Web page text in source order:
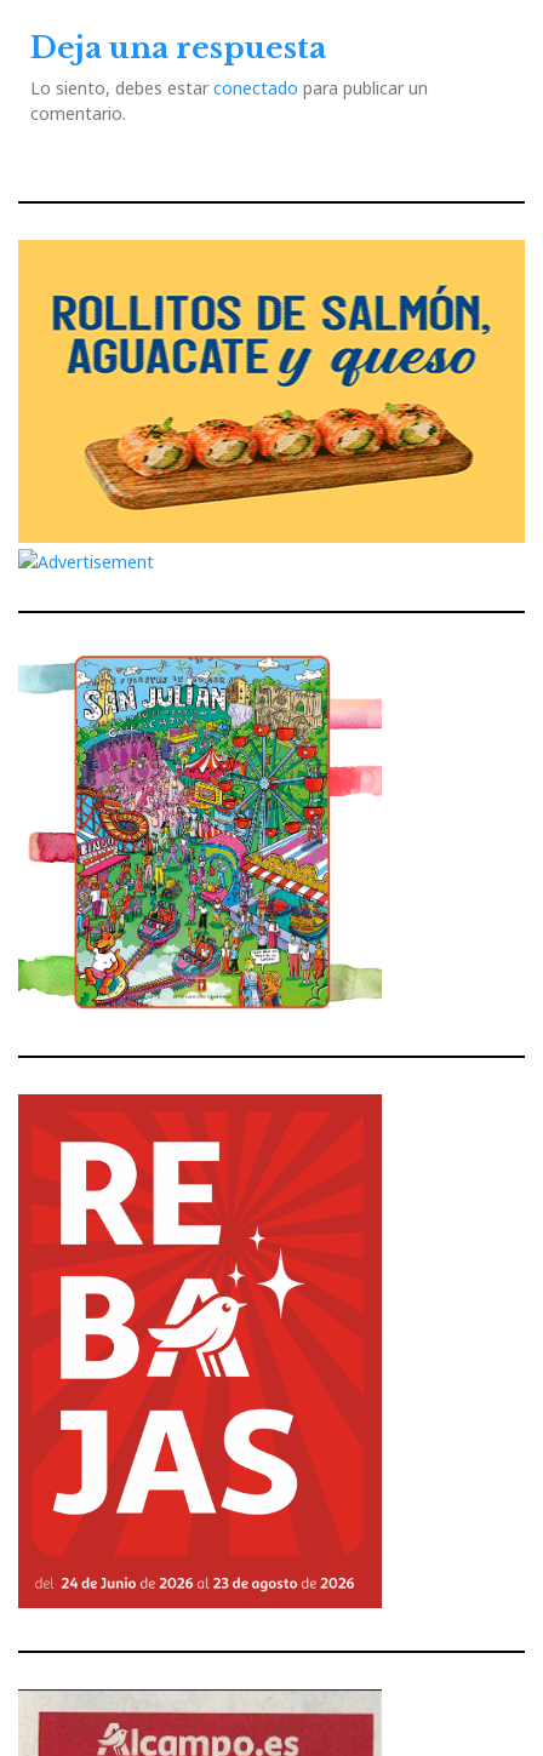
Deja una respuesta
Lo siento, debes estar conectado para publicar un
comentario.